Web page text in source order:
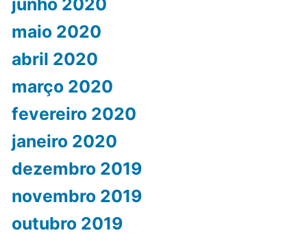
junho 2020
maio 2020
abril 2020
março 2020
fevereiro 2020
janeiro 2020
dezembro 2019
novembro 2019
outubro 2019